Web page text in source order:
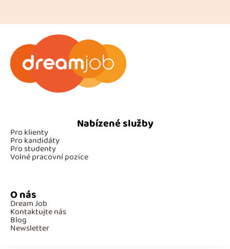
Nabízené služby
Pro klienty
Pro kandidáty
Pro studenty
Volné pracovní pozice
O nás
Dream Job
Kontaktujte nás
Blog
Newsletter